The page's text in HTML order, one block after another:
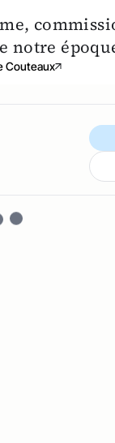
notre
Couteaux